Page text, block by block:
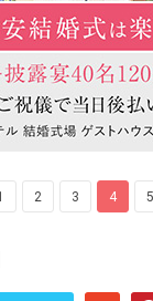
2 3 4 5